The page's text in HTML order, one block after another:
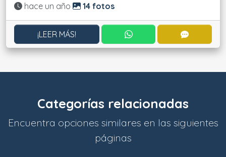
Actualizado:
hace un año 14 fotos
¡LEER MÁS! CONTACTAR POR
Categorías relacionadas
Encuentra opciones similares en las siguientes
páginas